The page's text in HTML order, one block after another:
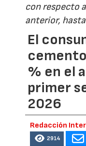
con respecto
anterior,
El
% en el
primer
2026
Redacción
2914